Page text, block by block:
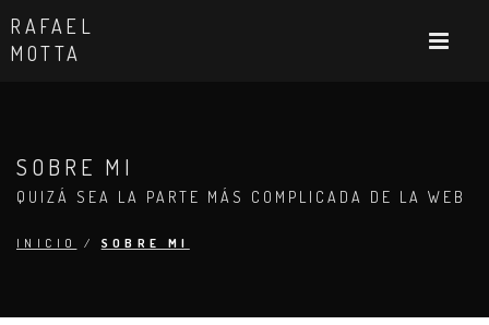
RAFAEL
MOTTA
SOBRE MI
QUIZÁ SEA LA PARTE MÁS COMPLICADA DE LA WEB
INICIO / SOBRE MI